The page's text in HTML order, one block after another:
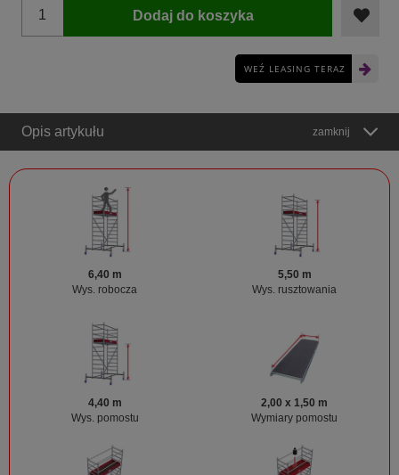
Dodaj do koszyka
WEŹ LEASING TERAZ
Opis artykułu zamknij
6,40 m
Wys. robocza
5,50 m
Wys. rusztowania
4,40 m
Wys. pomostu
2,00 x 1,50 m
Wymiary pomostu